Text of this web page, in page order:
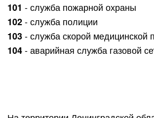
101 - служба пожарной охраны
102- служба полиции
103- служба скорой медицинской
104- аварийная служба газовой